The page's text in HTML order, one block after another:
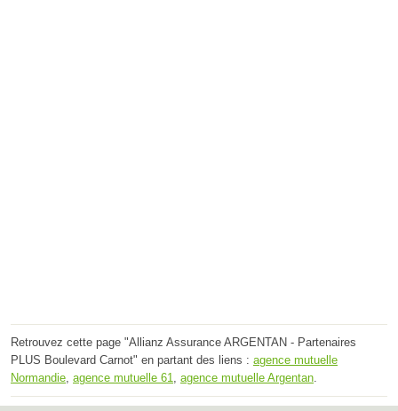
Retrouvez cette page "Allianz Assurance ARGENTAN - Partenaires
PLUS Boulevard Carnot" en partant des liens : agence mutuelle
Normandie, agence mutuelle 61, agence mutuelle Argentan.